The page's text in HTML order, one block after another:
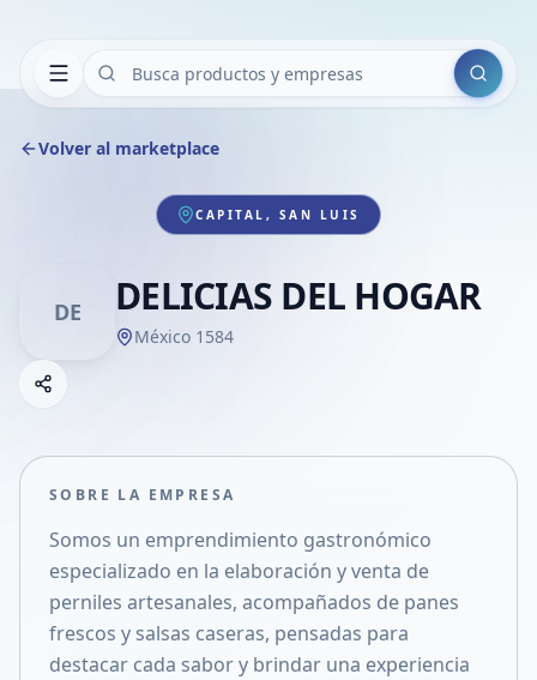
Buscar
Volver al marketplace
CAPITAL, SAN LUIS
DE DELICIAS DEL HOGAR
México 1584
Compartir empresa
Compartir en X
SOBRE LA EMPRESA
Somos un emprendimiento gastronómico
especializado en la elaboración y venta de
perniles artesanales, acompañados de panes
frescos y salsas caseras, pensadas para
destacar cada sabor y brindar una experiencia